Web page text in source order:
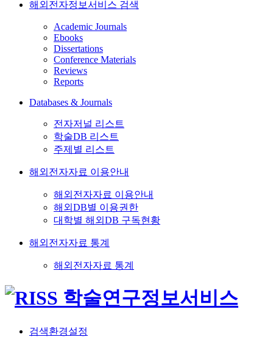
해외전자정보서비스 검색
Academic Journals
Ebooks
Dissertations
Conference Materials
Reviews
Reports
Databases & Journals
전자저널 리스트
학술DB 리스트
주제별 리스트
해외전자자료 이용안내
해외전자자료 이용안내
해외DB별 이용권한
대학별 해외DB 구독현황
해외전자자료 통계
해외전자자료 통계
검색환경설정